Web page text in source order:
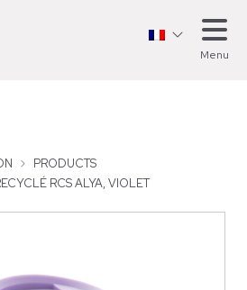
Menu
PRODUCTS
RCS ALYA, VIOLET